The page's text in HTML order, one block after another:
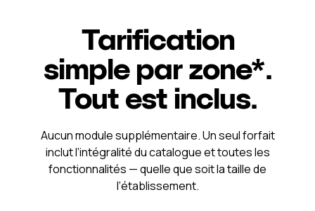
Tarification
simple par zone*.
Tout est inclus.
Aucun module supplémentaire. Un seul forfait
inclut l’intégralité du catalogue et toutes les
fonctionnalités — quelle que soit la taille de
l’établissement.